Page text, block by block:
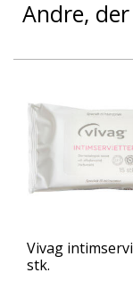
Andre,
Vivag
stk.